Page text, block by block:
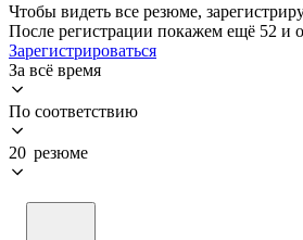
Чтобы видеть все резюме,
После регистрации покажем ещё 52 и
Зарегистрироваться
За всё время
По соответствию
20 резюме